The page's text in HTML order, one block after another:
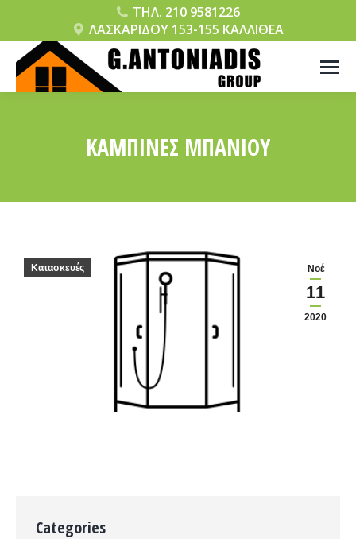
ΤΗΛ. 210 9581226
ΛΑΣΚΑΡΙΔΟΥ 153-155 ΚΑΛΛΙΘΕΑ
ΚΑΜΠΙΝΕΣ ΜΠΑΝΙΟΥ
Νοέ
11
2020
Κατασκευές
Categories